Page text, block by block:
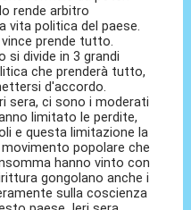
rende arbitro
vita politica del paese.
prende tutto.
si divide in 3 grandi
che prenderà tutto,
d'accordo.
sera, ci sono i moderati
limitato le perdite,
e questa limitazione la
popolare che
hanno vinto con
gongolano anche i
sulla coscienza